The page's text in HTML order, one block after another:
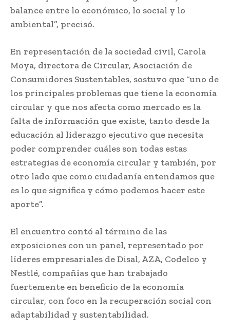
balance entre lo económico, lo social y lo
ambiental”, precisó.
En representación de la sociedad civil, Carola
Moya, directora de Circular, Asociación de
Consumidores Sustentables, sostuvo que “uno de
los principales problemas que tiene la economía
circular y que nos afecta como mercado es la
falta de información que existe, tanto desde la
educación al liderazgo ejecutivo que necesita
poder comprender cuáles son todas estas
estrategias de economía circular y también, por
otro lado que como ciudadanía entendamos que
es lo que significa y cómo podemos hacer este
aporte”.
El encuentro contó al término de las
exposiciones con un panel, representado por
líderes empresariales de Disal, AZA, Codelco y
Nestlé, compañías que han trabajado
fuertemente en beneficio de la economía
circular, con foco en la recuperación social con
adaptabilidad y sustentabilidad.